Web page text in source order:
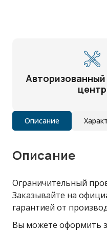
центр
Описание
Описание
Ограничительный
Заказывайте на
гарантией от
Вы можете оформить